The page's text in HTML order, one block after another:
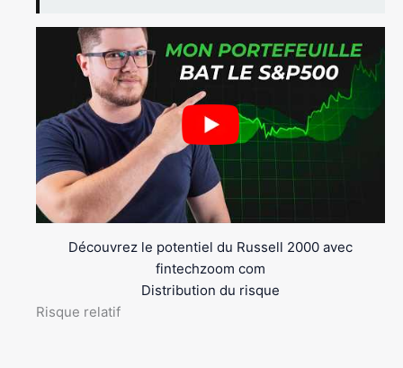
Découvrez le potentiel du Russell 2000 avec
fintechzoom com
Distribution du risque
Risque relatif